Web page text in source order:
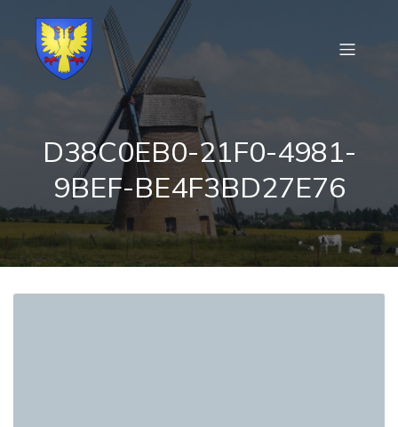
D38C0EB0-21F0-4981-
9BEF-BE4F3BD27E76